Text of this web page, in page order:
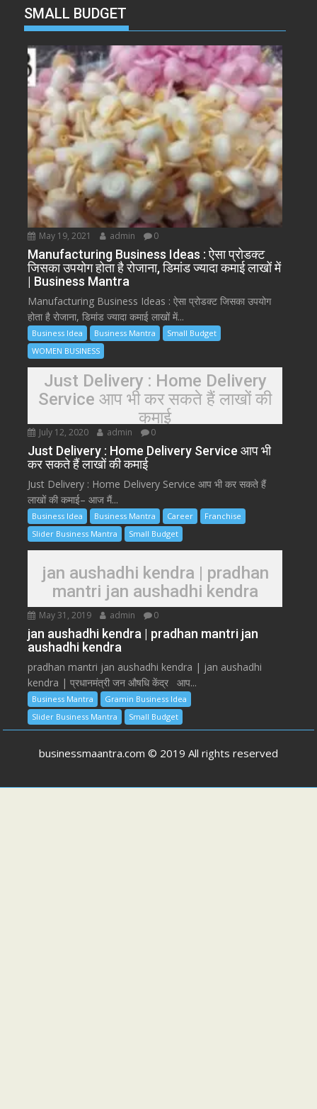
SMALL BUDGET
May 19, 2021 admin 0
Manufacturing Business Ideas : ऐसा प्रोडक्ट
जिसका उपयोग होता है रोजाना, डिमांड ज्यादा कमाई लाखों में
| Business Mantra
Manufacturing Business Ideas : ऐसा प्रोडक्ट जिसका उपयोग
होता है रोजाना, डिमांड ज्यादा कमाई लाखों में...
Business Idea Business Mantra
Small Budget
WOMEN BUSINESS
Just Delivery : Home Delivery
Service आप भी कर सकते हैं लाखों की
कमाई
July 12, 2020 admin 0
Just Delivery : Home Delivery Service आप भी
कर सकते हैं लाखों की कमाई
Just Delivery : Home Delivery Service आप भी कर सकते हैं
लाखों की कमाई– आज मैं...
Business Idea Business Mantra Career
Franchise
Slider Business Mantra
Small Budget
jan aushadhi kendra | pradhan
mantri jan aushadhi kendra
May 31, 2019 admin 0
jan aushadhi kendra | pradhan mantri jan
aushadhi kendra
pradhan mantri jan aushadhi kendra | jan aushadhi
kendra | प्रधानमंत्री जन औषधि केंद्र आप...
Business Mantra
Gramin Business Idea
Slider Business Mantra
Small Budget
businessmaantra.com © 2019 All rights reserved